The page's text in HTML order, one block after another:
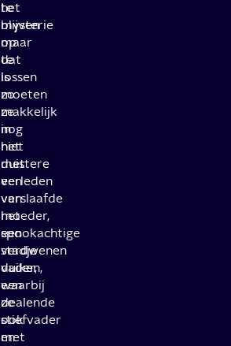
te
blijven
maar
dat
is
zo
makkelijk
nog
niet
met
een
verslaafde
moeder,
een
verdwenen
vader,
een
dealende
stiefvader
en
het
mysterie
op
te
lossen
moeten
ze
in
het
duistere
verleden
van
het
spookachtige
stadje
duiken,
waarbij
ze
ook
met